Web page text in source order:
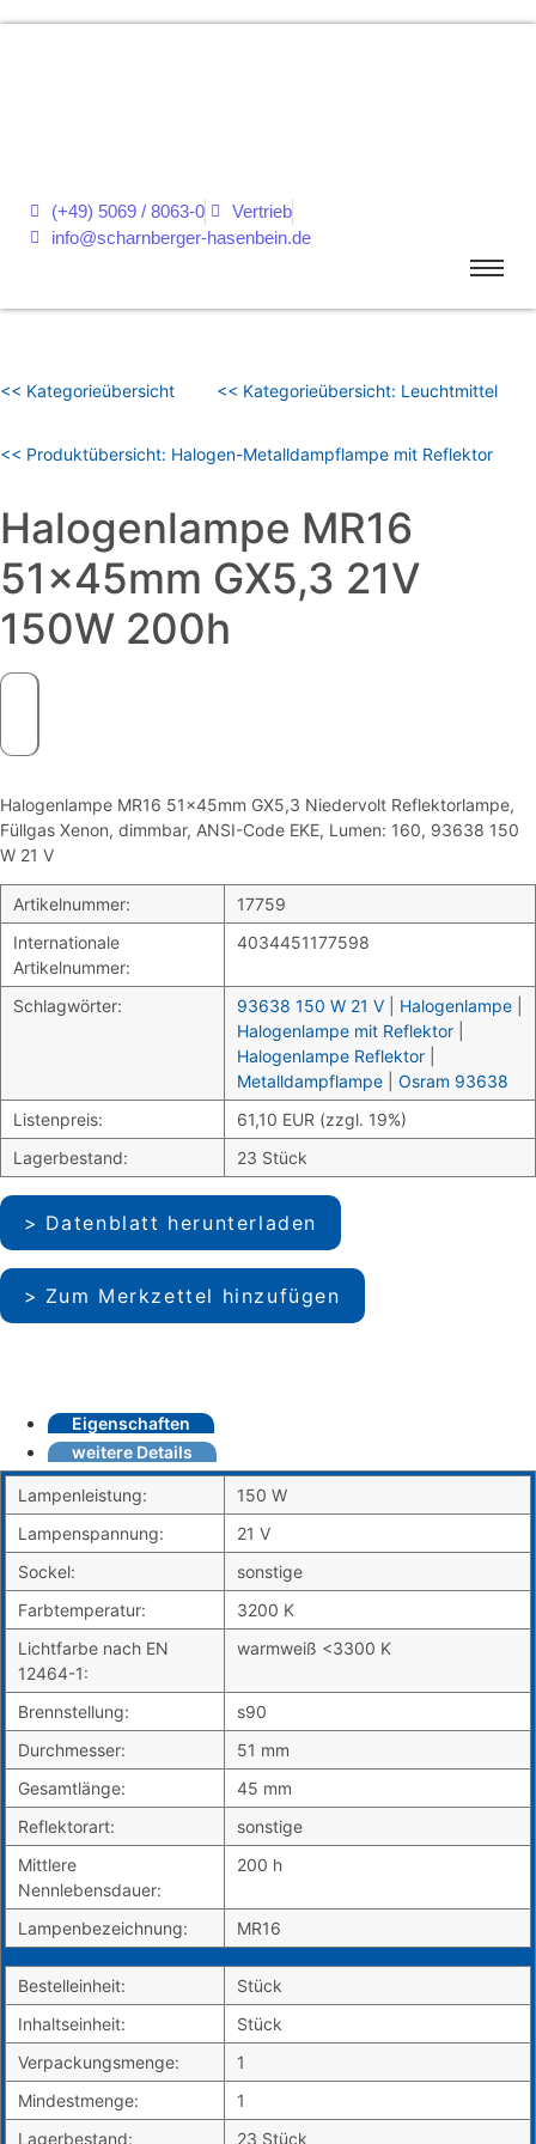
(+49) 5069 / 8063-0
Vertrieb
info@scharnberger-hasenbein.de
<< Kategorieübersicht << Kategorieübersicht: Leuchtmittel
<< Produktübersicht: Halogen-Metalldampflampe mit Reflektor
Halogenlampe MR16
51x45mm GX5,3 21V
150W 200h
Halogenlampe MR16 51x45mm GX5,3 Niedervolt Reflektorlampe,
Füllgas Xenon, dimmbar, ANSI-Code EKE, Lumen: 160, 93638 150
W 21 V
Artikelnummer:
17759
Internationale
Artikelnummer:
4034451177598
Schlagwörter: 93638 150 W 21 V Halogenlampe
Halogenlampe mit Reflektor
Halogenlampe Reflektor
Metalldampflampe
Osram 93638
Listenpreis:
61,10 EUR (zzgl. 19%)
Lagerbestand:
23 Stück
Datenblatt herunterladen
Zum Merkzettel hinzufügen
Eigenschaften
weitere Details
Lampenleistung:
150 W
Lampenspannung:
21 V
Sockel:
sonstige
Farbtemperatur:
3200 K
Lichtfarbe nach EN
12464-1:
warmweiß <3300 K
Brennstellung:
s90
Durchmesser:
51 mm
Gesamtlänge:
45 mm
Reflektorart:
sonstige
Mittlere
Nennlebensdauer:
200 h
Lampenbezeichnung: MR16
Bestelleinheit:
Stück
Inhaltseinheit:
Stück
Verpackungsmenge:
1
Mindestmenge:
1
Lagerbestand:
23 Stück